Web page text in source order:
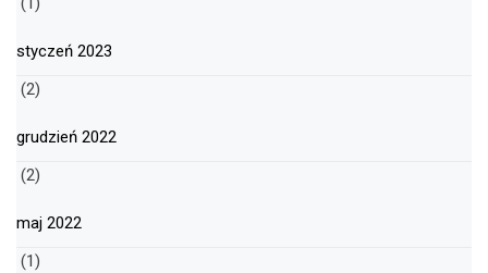
styczeń 2023
(2)
grudzień 2022
(2)
maj 2022
(1)